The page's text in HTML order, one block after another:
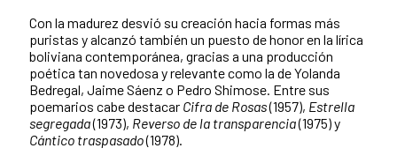
Con la madurez desvió su creación hacia formas más
puristas y alcanzó también un puesto de honor en la lírica
boliviana contemporánea, gracias a una producción
poética tan novedosa y relevante como la de Yolanda
Bedregal, Jaime Sáenz o Pedro Shimose. Entre sus
poemarios cabe destacar Cifra de Rosas(1957), Estrella
segregada(1973), Reverso de la transparencia(1975) y
Cántico traspasado(1978).